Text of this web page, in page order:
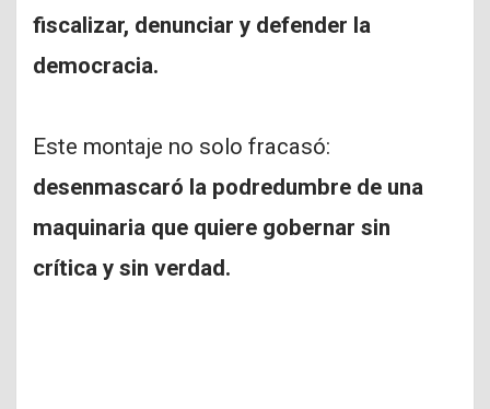
fiscalizar, denunciar y defender la
democracia.
Este montaje no solo fracasó:
desenmascaró la podredumbre de una
maquinaria que quiere gobernar sin
crítica y sin verdad.